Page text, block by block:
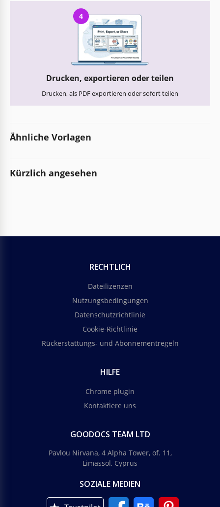
4
Drucken, exportieren oder teilen
Drucken, als PDF exportieren oder sofort teilen
Ähnliche Vorlagen
Kürzlich angesehen
RECHTLICH
Dateilizenzen
Nutzungsbedingungen
Datenschutzrichtlinie
Cookie-Richtlinie
Rückerstattungs- und Abonnementregeln
HILFE
Chrome plugin
Kontaktiere uns
GOODOCS TEAM LTD
Pavlou Nirvana, 4 Alpha Tower, of. 11,
Limassol, Cyprus
SOZIALE MEDIEN